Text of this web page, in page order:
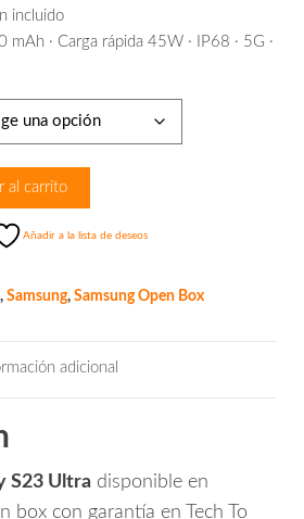
incluido
mAh · Carga rápida 45W · IP68 · 5G ·
al carrito
Añadir a la lista de deseos
, Samsung, Samsung Open Box
adicional
S23 Ultra disponible en
box con garantía en Tech To